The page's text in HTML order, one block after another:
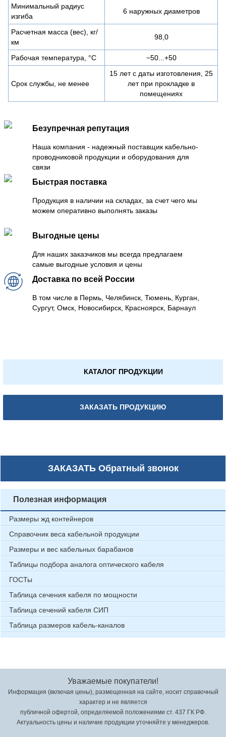
Минимальный радиус
изгиба
6 наружных диаметров
Расчетная масса (вес), кг/
км
98,0
Рабочая температура, °C −50...+50
Срок службы, не менее
15 лет с даты изготовления, 25
лет при прокладке в
помещениях
Безупречная репутация
Наша компания - надежный поставщик кабельно-
проводниковой продукции и оборудования для
связи
Быстрая поставка
Продукция в наличии на складах, за счет чего мы
можем оперативно выполнять заказы
Выгодные цены
Для наших заказчиков мы всегда предлагаем
самые выгодные условия и цены
Доставка по всей России
В том числе в Пермь, Челябинск, Тюмень, Курган,
Сургут, Омск, Новосибирск, Красноярск, Барнаул
КАТАЛОГ ПРОДУКЦИИ
ЗАКАЗАТЬ ПРОДУКЦИЮ
ЗАКАЗАТЬОбратный звонок
Полезная информация
Размеры жд контейнеров
Справочник веса кабельной продукции
Размеры и вес кабельных барабанов
Таблицы подбора аналога оптического кабеля
ГОСТы
Таблица сечения кабеля по мощности
Таблица сечений кабеля СИП
Таблица размеров кабель-каналов
Уважаемые покупатели!
Информация (включая цены), размещенная на сайте, носит справочный
характер и не является
публичной офертой, определяемой положениями ст. 437 ГК РФ.
Актуальность цены и наличие продукции уточняйте у менеджеров.